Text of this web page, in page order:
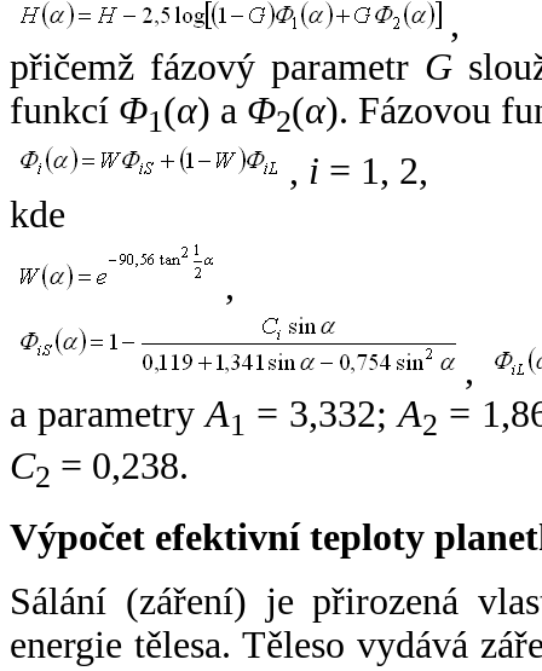
,
přičemž fázový parametr G
funkcí Φ1(α) a Φ2(α). Fázovou
, i = 1, 2,
kde
,
,
a parametryA1 = 3,332;A2 =
C2 = 0,238.
Výpočet efektivní teploty
Sálání (záření) je přirozená
energie tělesa. Těleso vydává